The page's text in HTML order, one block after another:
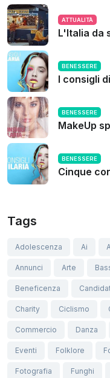
ATTUALITÀ
L'Italia da
BENESSERE
I consigli
BENESSERE
MakeUp
BENESSERE
Cinque
Tags
Adolescenza Ai
Annunci Arte
Beneficenza
Charity Ciclismo
Commercio Danza
Eventi Folklore
Fotografia Funghi